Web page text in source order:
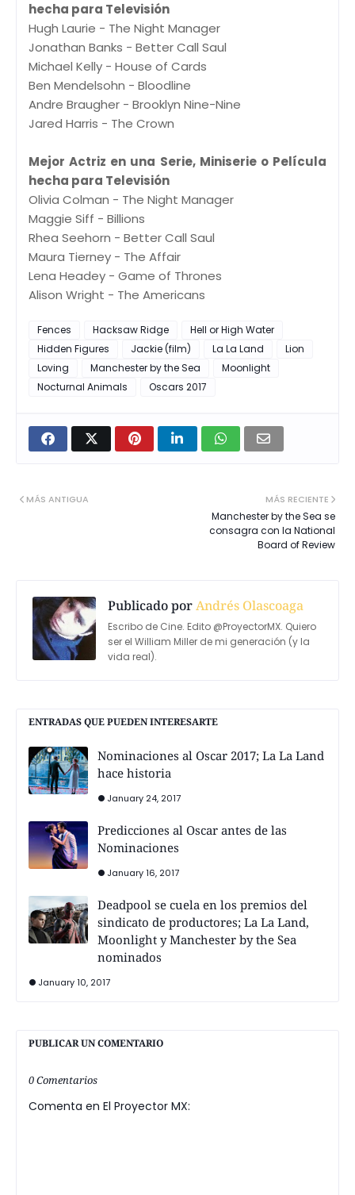
hecha para Televisión
Hugh Laurie - The Night Manager
Jonathan Banks - Better Call Saul
Michael Kelly - House of Cards
Ben Mendelsohn - Bloodline
Andre Braugher - Brooklyn Nine-Nine
Jared Harris - The Crown
Mejor Actriz en una Serie, Miniserie o Película
hecha para Televisión
Olivia Colman - The Night Manager
Maggie Siff - Billions
Rhea Seehorn - Better Call Saul
Maura Tierney - The Affair
Lena Headey - Game of Thrones
Alison Wright - The Americans
Fences Hacksaw Ridge
Hell or High Water
Hidden Figures
Jackie (film) La La Land
Lion
Loving
Manchester by the Sea
Moonlight
Nocturnal Animals
Oscars 2017
MÁS RECIENTE
Manchester by the Sea se
consagra con la National
Board of Review
MÁS ANTIGUA
Publicado porAndrés Olascoaga
Escribo de Cine. Edito @ProyectorMX. Quiero
ser el William Miller de mi generación (y la
vida real).
ENTRADAS QUE PUEDEN INTERESARTE
Nominaciones al Oscar 2017; La La Land
hace historia
January 24, 2017
Predicciones al Oscar antes de las
Nominaciones
January 16, 2017
Deadpool se cuela en los premios del
sindicato de productores; La La Land,
Moonlight y Manchester by the Sea
nominados
January 10, 2017
PUBLICAR UN COMENTARIO
0 Comentarios
Comenta en El Proyector MX: